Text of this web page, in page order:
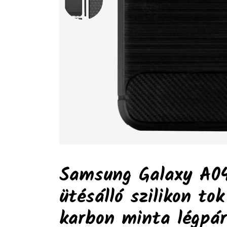
Samsung Galaxy
ütésálló szilikon
karbon minta